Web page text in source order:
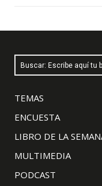
Buscar: Escribe aquí tu
TEMAS
ENCUESTA
LIBRO DE LA
MULTIMEDIA
PODCAST